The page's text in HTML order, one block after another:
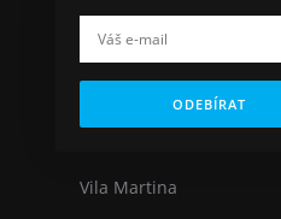
ODEBÍRAT
Vila Martina